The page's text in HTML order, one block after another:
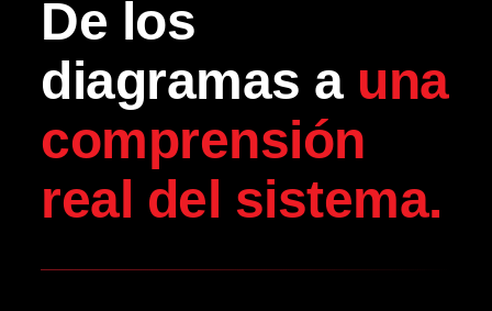
De los
diagramas a una
comprensión
real del sistema.